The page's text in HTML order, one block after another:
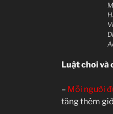
Luật chơi và
– Mỗi người
tăng thêm